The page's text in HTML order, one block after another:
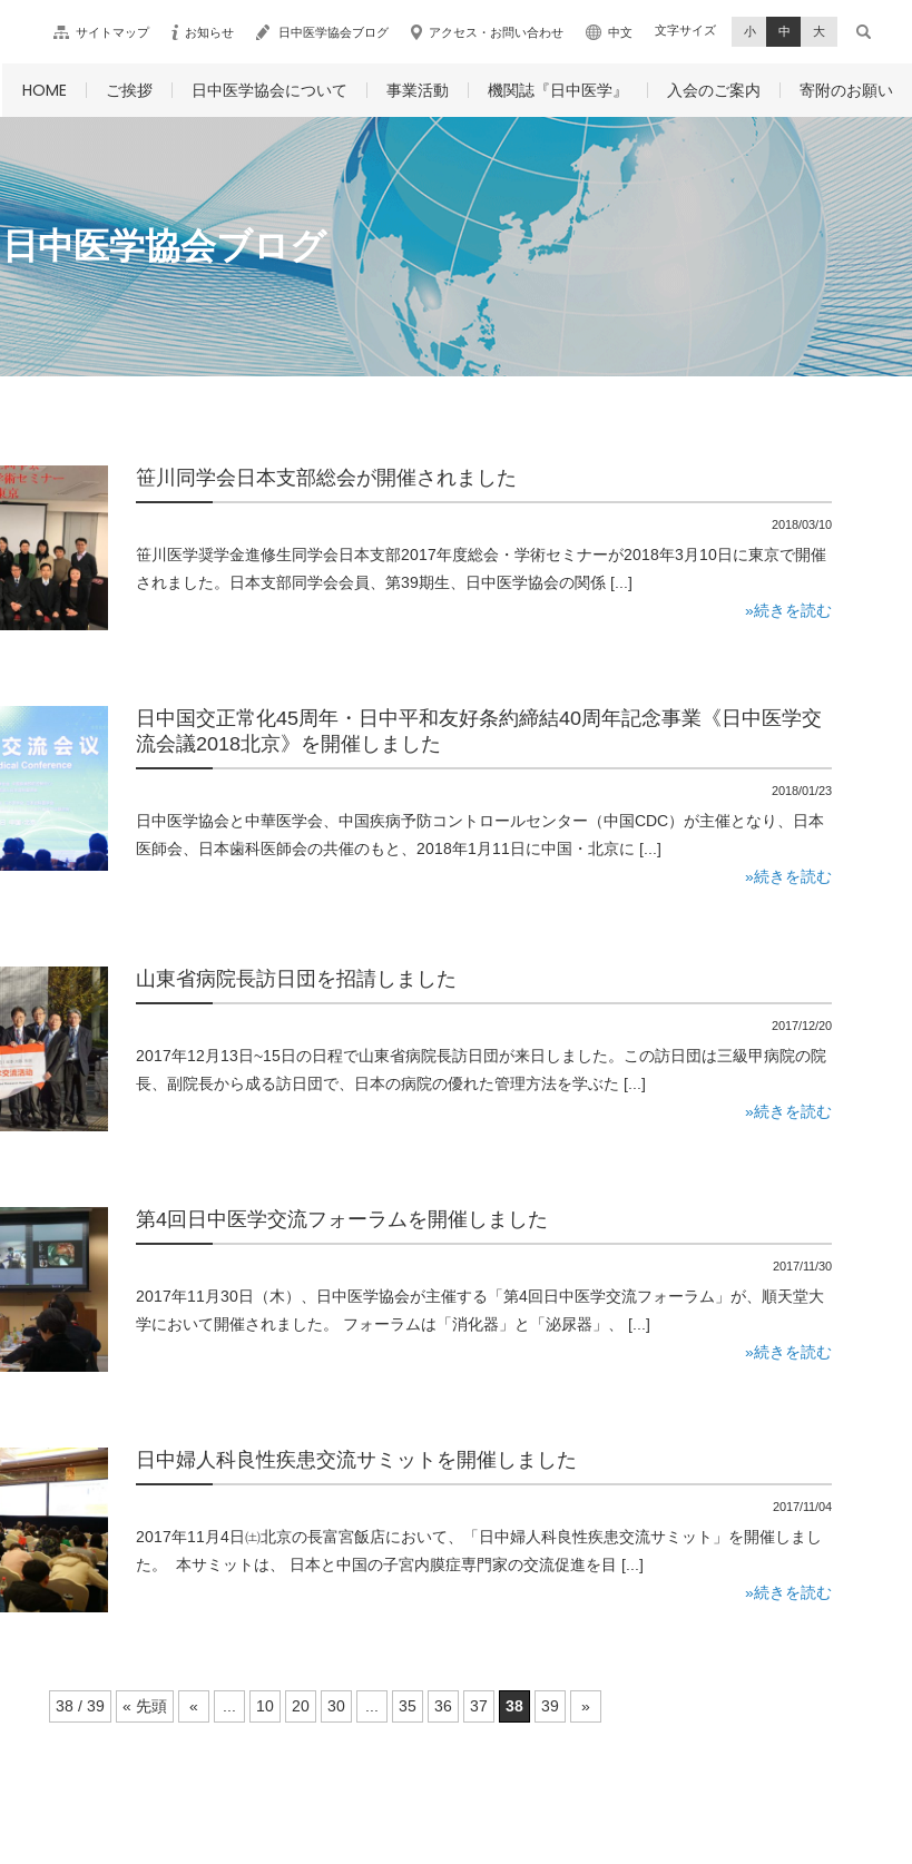
サイトマップ お知らせ 日中医学協会ブログ アクセス・お問い合わせ 中文 文字サイズ 小 中 大
HOME ご挨拶 日中医学協会について 事業活動 機関誌『日中医学』 入会のご案内 寄附のお願い
日中医学協会ブログ
笹川同学会日本支部総会が開催されました
2018/03/10
笹川医学奨学金進修生同学会日本支部2017年度総会・学術セミナーが2018年3月10日に東京で開催
されました。日本支部同学会会員、第39期生、日中医学協会の関係 [...]
»続きを読む
日中国交正常化45周年・日中平和友好条約締結40周年記念事業《日中医学交
流会議2018北京》を開催しました
2018/01/23
日中医学協会と中華医学会、中国疾病予防コントロールセンター（中国CDC）が主催となり、日本
医師会、日本歯科医師会の共催のもと、2018年1月11日に中国・北京に [...]
»続きを読む
山東省病院長訪日団を招請しました
2017/12/20
2017年12月13日~15日の日程で山東省病院長訪日団が来日しました。この訪日団は三級甲病院の院
長、副院長から成る訪日団で、日本の病院の優れた管理方法を学ぶた [...]
»続きを読む
第4回日中医学交流フォーラムを開催しました
2017/11/30
2017年11月30日（木）、日中医学協会が主催する「第4回日中医学交流フォーラム」が、順天堂大
学において開催されました。 フォーラムは「消化器」と「泌尿器」、 [...]
»続きを読む
日中婦人科良性疾患交流サミットを開催しました
2017/11/04
2017年11月4日㈯北京の長富宮飯店において、「日中婦人科良性疾患交流サミット」を開催しまし
た。 本サミットは、 日本と中国の子宮内膜症専門家の交流促進を目 [...]
»続きを読む
38 / 39 « 先頭 « 10 20 30 35 36 37 38 39 »